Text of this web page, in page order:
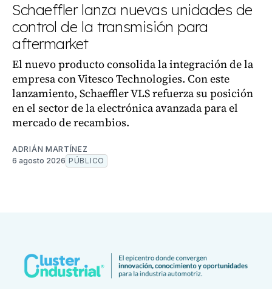
Schaeffler lanza nuevas unidades de
control de la transmisión para
aftermarket
El nuevo producto consolida la integración de la
empresa con Vitesco Technologies. Con este
lanzamiento, Schaeffler VLS refuerza su posición
en el sector de la electrónica avanzada para el
mercado de recambios.
ADRIÁN MARTÍNEZ
6 agosto 2026 PÚBLICO